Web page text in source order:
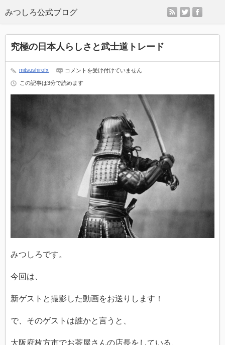
rss twitter
究極の日本人らしさと武士道トレード
mitsushirofx
究
の
コメントを受け付けていません
この記事は3分で読めます
みつしろです。
今回は、
新ゲストと撮影した動画をお送りします！
で、そのゲストは誰かと言うと、
大阪府枚方市でお茶屋さんの店長をしている、